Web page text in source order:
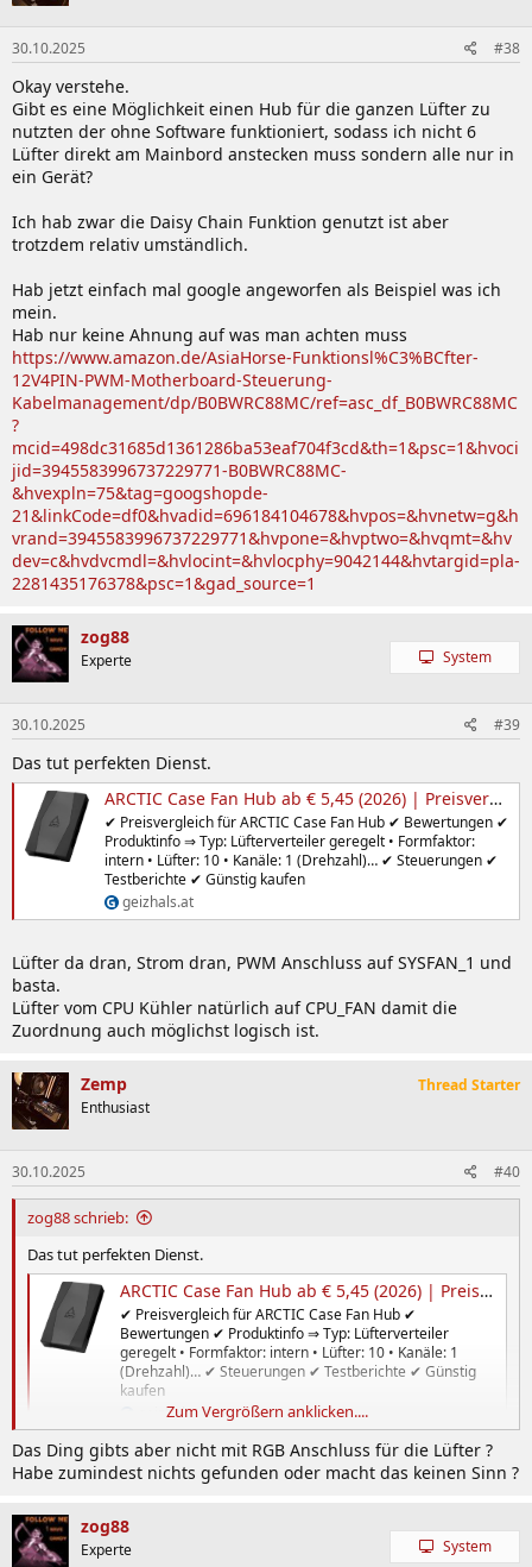
30.10.2025 #38
Okay verstehe.
Gibt es eine Möglichkeit einen Hub für die ganzen Lüfter zu
nutzten der ohne Software funktioniert, sodass ich nicht 6
Lüfter direkt am Mainbord anstecken muss sondern alle nur in
ein Gerät?
Ich hab zwar die Daisy Chain Funktion genutzt ist aber
trotzdem relativ umständlich.
Hab jetzt einfach mal google angeworfen als Beispiel was ich
mein.
Hab nur keine Ahnung auf was man achten muss
https://www.amazon.de/AsiaHorse-Funktionsl%C3%BCfter-
12V4PIN-PWM-Motherboard-Steuerung-
Kabelmanagement/dp/B0BWRC88MC/ref=asc_df_B0BWRC88MC
?
mcid=498dc31685d1361286ba53eaf704f3cd&th=1&psc=1&hvoci
jid=3945583996737229771-B0BWRC88MC-
&hvexpln=75&tag=googshopde-
21&linkCode=df0&hvadid=696184104678&hvpos=&hvnetw=g&h
vrand=3945583996737229771&hvpone=&hvptwo=&hvqmt=&hv
dev=c&hvdvcmdl=&hvlocint=&hvlocphy=9042144&hvtargid=pla-
2281435176378&psc=1&gad_source=1
zog88
Experte System
30.10.2025 #39
Das tut perfekten Dienst.
ARCTIC Case Fan Hub ab € 5,45 (2026) | Preisvergleich Geizhals Österreich
✔ Preisvergleich für ARCTIC Case Fan Hub ✔ Bewertungen ✔
Produktinfo ⇒ Typ: Lüfterverteiler geregelt • Formfaktor:
intern • Lüfter: 10 • Kanäle: 1 (Drehzahl)… ✔ Steuerungen ✔
Testberichte ✔ Günstig kaufen
geizhals.at
Lüfter da dran, Strom dran, PWM Anschluss auf SYSFAN_1 und
basta.
Lüfter vom CPU Kühler natürlich auf CPU_FAN damit die
Zuordnung auch möglichst logisch ist.
Zemp
Enthusiast
Thread Starter
30.10.2025 #40
zog88 schrieb:
Das tut perfekten Dienst.
ARCTIC Case Fan Hub ab € 5,45 (2026) | Preisvergleich Geizhals Österreich
✔ Preisvergleich für ARCTIC Case Fan Hub ✔
Bewertungen ✔ Produktinfo ⇒ Typ: Lüfterverteiler
geregelt • Formfaktor: intern • Lüfter: 10 • Kanäle: 1
(Drehzahl)… ✔ Steuerungen ✔ Testberichte ✔ Günstig
kaufen
geizhals.at
Lüfter da dran, Strom dran, PWM Anschluss auf SYSFAN_1 und
Lüfter vom CPU Kühler natürlich auf CPU_FAN damit die
Zuordnung auch möglichst logisch ist.
Zum Vergrößern anklicken....
Das Ding gibts aber nicht mit RGB Anschluss für die Lüfter ?
Habe zumindest nichts gefunden oder macht das keinen Sinn ?
zog88
Experte System